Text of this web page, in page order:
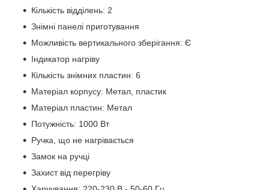
Кількість відділень: 2
Знімні панелі приготування
Можливість вертикального зберігання: Є
Індикатор нагріву
Кількість знімних пластин: 6
Матеріал корпусу: Метал, пластик
Матеріал пластин: Метал
Потужність: 1000 Вт
Ручка, що не нагрівається
Замок на ручці
Захист від перегріву